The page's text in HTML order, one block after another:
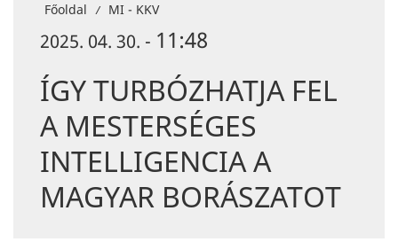
Főoldal / MI - KKV
2025. 04. 30. - 11:48
ÍGY TURBÓZHATJA FEL
A MESTERSÉGES
INTELLIGENCIA A
MAGYAR BORÁSZATOT